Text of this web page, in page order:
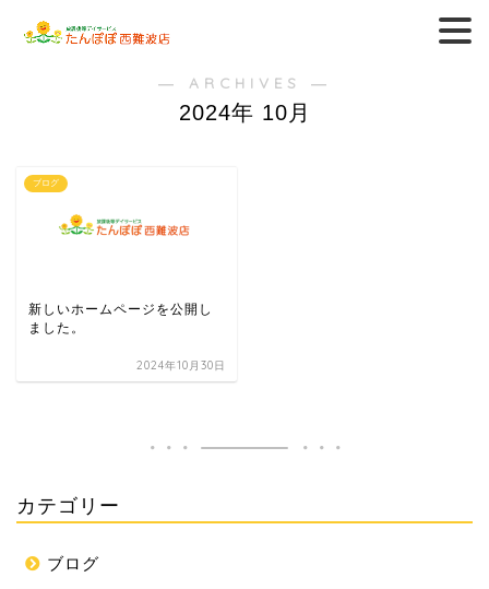
― ARCHIVES ―
2024年 10月
ブログ
新しいホームページを公開し
ました。
2024年10月30日
カテゴリー
ブログ